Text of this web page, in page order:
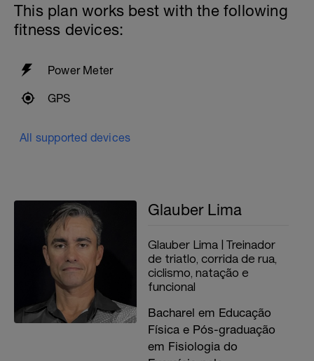
This plan works best with the following
fitness devices:
Power Meter
GPS
All supported devices
Glauber Lima
Glauber Lima | Treinador
de triatlo, corrida de rua,
ciclismo, natação e
funcional
Bacharel em Educação
Física e Pós-graduação
em Fisiologia do